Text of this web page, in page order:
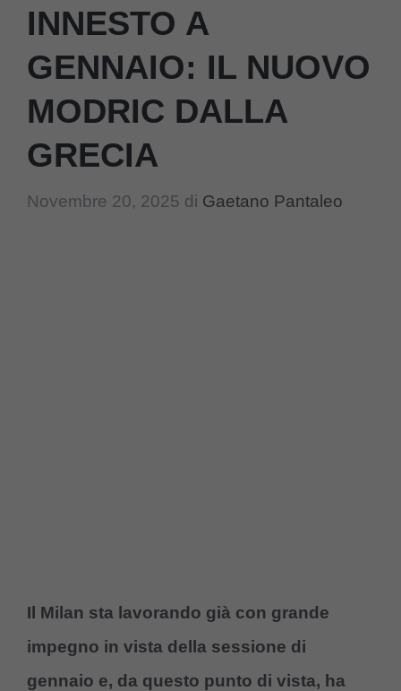
INNESTO A
GENNAIO: IL NUOVO
MODRIC DALLA
GRECIA
Novembre 20, 2025 di Gaetano Pantaleo
Il Milan sta lavorando già con grande
impegno in vista della sessione di
gennaio e, da questo punto di vista, ha